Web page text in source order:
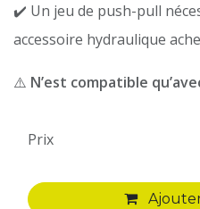
✔️ Un jeu de push-pull
accessoire hydraulique
⚠️ N’est compatible
Prix